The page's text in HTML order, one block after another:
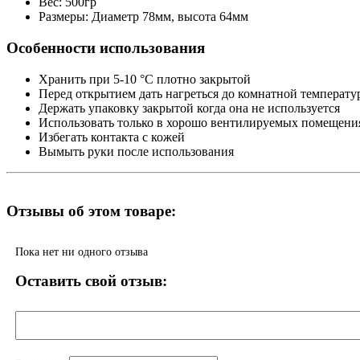
Размеры: Диаметр 78мм, высота 64мм
Особенности использования
Хранить при 5-10 °С плотно закрытой
Перед открытием дать нагреться до комнатной
Держать упаковку закрытой когда она не используется
Использовать только в хорошо вентилируемых
Избегать контакта с кожей
Вымыть руки после использования
Отзывы об этом товаре:
Пока нет ни одного отзыва
Оставить свой отзыв: